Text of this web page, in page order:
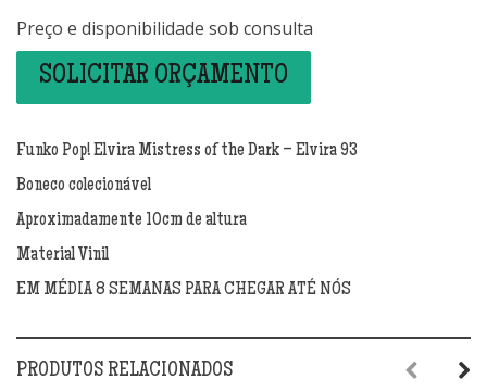
Preço e disponibilidade sob consulta
SOLICITAR ORÇAMENTO
Funko Pop! Elvira Mistress of the Dark – Elvira 93
Boneco colecionável
Aproximadamente 10cm de altura
Material Vinil
EM MÉDIA 8 SEMANAS PARA CHEGAR ATÉ NÓS
PRODUTOS RELACIONADOS